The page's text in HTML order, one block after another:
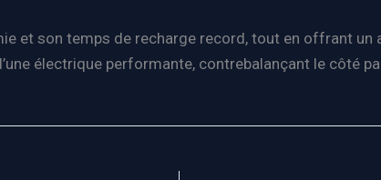
et son temps de recharge record, tout en offrant
électrique performante, contrebalançant le côté